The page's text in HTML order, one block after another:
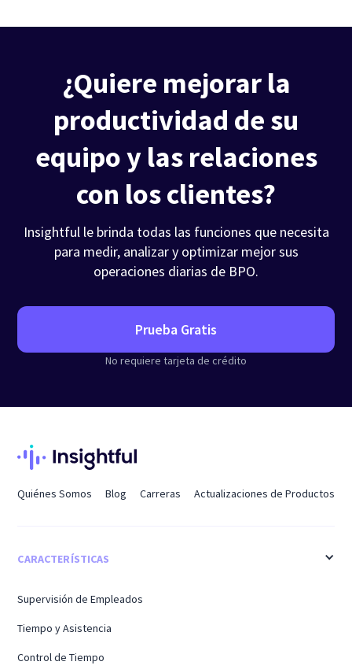
¿Quiere mejorar la
productividad de su
equipo y las relaciones
con los clientes?
Insightful le brinda todas las funciones que necesita
para medir, analizar y optimizar mejor sus
operaciones diarias de BPO.
Prueba Gratis
No requiere tarjeta de crédito
Quiénes Somos Blog Carreras Actualizaciones de Productos
CARACTERÍSTICAS
Supervisión de Empleados
Tiempo y Asistencia
Control de Tiempo